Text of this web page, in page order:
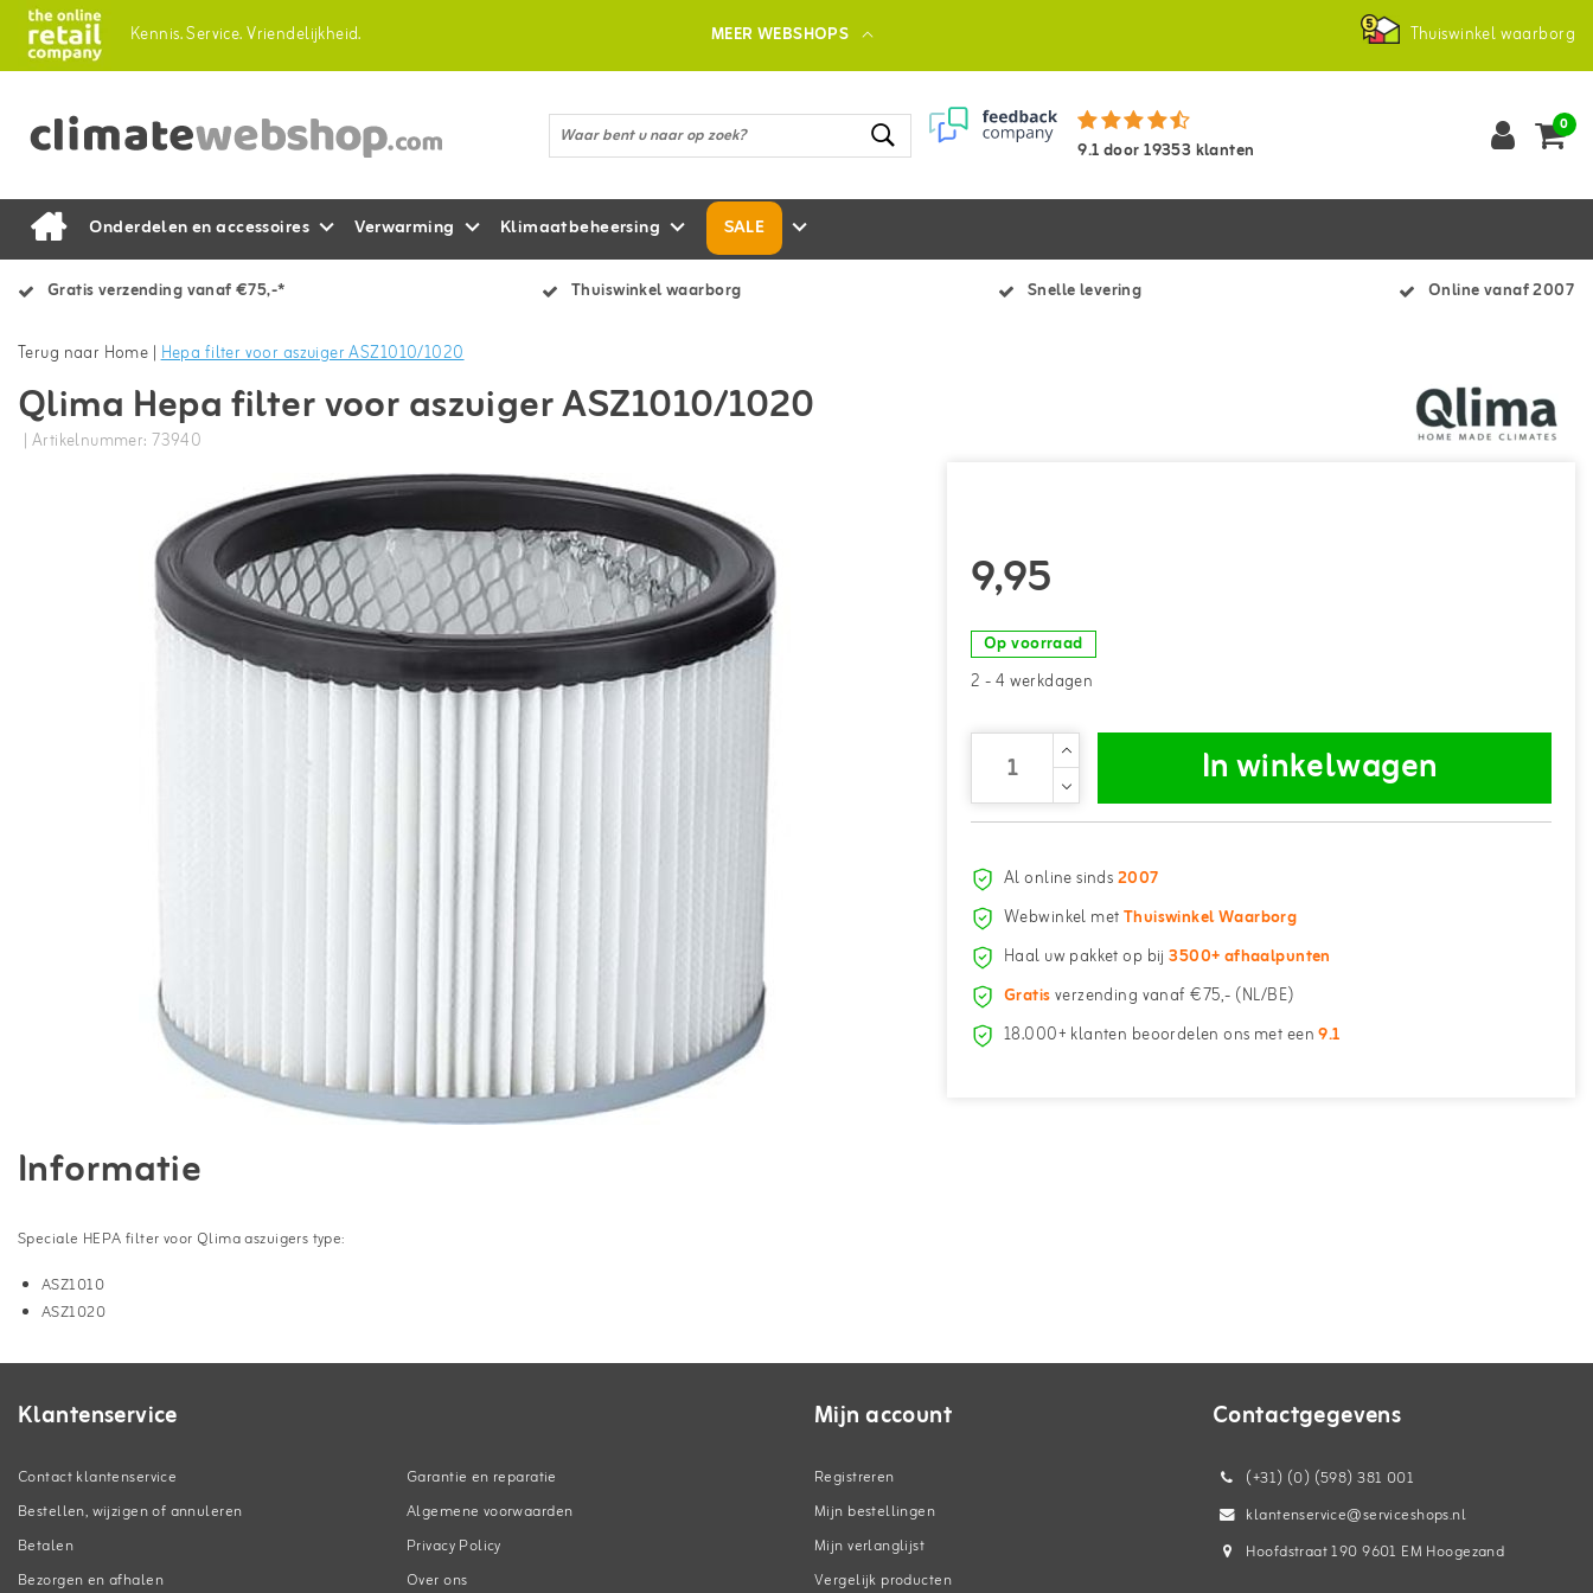
Kennis.Service.Vriendelijkheid. MEER WEBSHOPS Thuiswinkel waarborg
9.1door19353 klanten
0
Onderdelen en accessoires Verwarming Klimaatbeheersing SALE
Gratis verzending vanaf €75,-* Thuiswinkel waarborg Snelle levering Online vanaf 2007
Terug naar Home |Hepa filter voor aszuiger ASZ1010/1020
Qlima Hepa filter voor aszuiger ASZ1010/1020
| Artikelnummer: 73940
9,95
Op voorraad
2 - 4 werkdagen
In winkelwagen
Al online sinds2007
Webwinkel metThuiswinkel Waarborg
Haal uw pakket op bij3500+ afhaalpunten
Gratisverzending vanaf €75,- (NL/BE)
18.000+ klanten beoordelen ons met een9.1
Informatie
Speciale HEPA filter voor Qlima aszuigers type:
ASZ1010
ASZ1020
Klantenservice
Contact klantenservice
Bestellen, wijzigen of annuleren
Betalen
Bezorgen en afhalen
Garantie en reparatie
Algemene voorwaarden
Privacy Policy
Over ons
Mijn account
Registreren
Mijn bestellingen
Mijn verlanglijst
Vergelijk producten
Contactgegevens
(+31) (0) (598) 381 001
klantenservice@serviceshops.nl
Hoofdstraat 190 9601 EM Hoogezand